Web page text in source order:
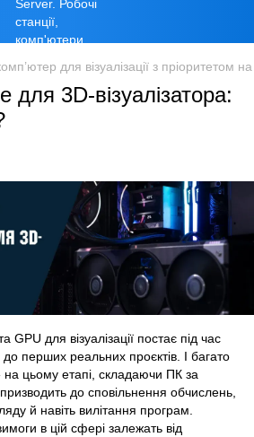
для візуалізації з пріоритетом
3D-візуалізатора:
GPU для візуалізації постає під час
перших реальних проєктів. І багато
на цьому етапі, складаючи ПК за
до сповільнення обчислень,
й навіть вилітання програм.
в цій сфері залежать від